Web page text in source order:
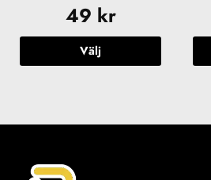
49 kr
Välj
har